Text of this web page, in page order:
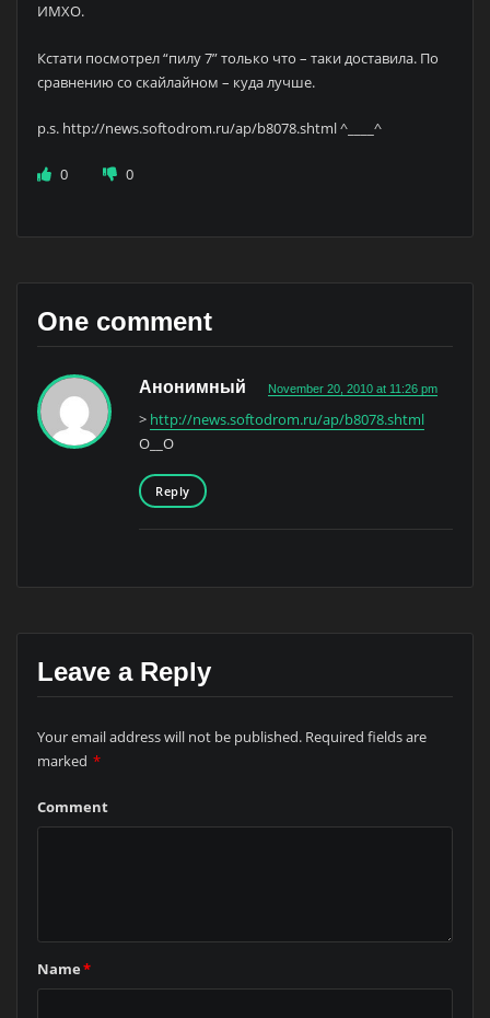
ИМХО.
Кстати посмотрел “пилу 7” только что – таки доставила. По
сравнению со скайлайном – куда лучше.
p.s. http://news.softodrom.ru/ap/b8078.shtml ^____^
0 0
One comment
Анонимный November 20, 2010 at 11:26 pm
> http://news.softodrom.ru/ap/b8078.shtml
O__O
Reply
Leave a Reply
Your email address will not be published. Required fields are
marked *
Comment
Name*